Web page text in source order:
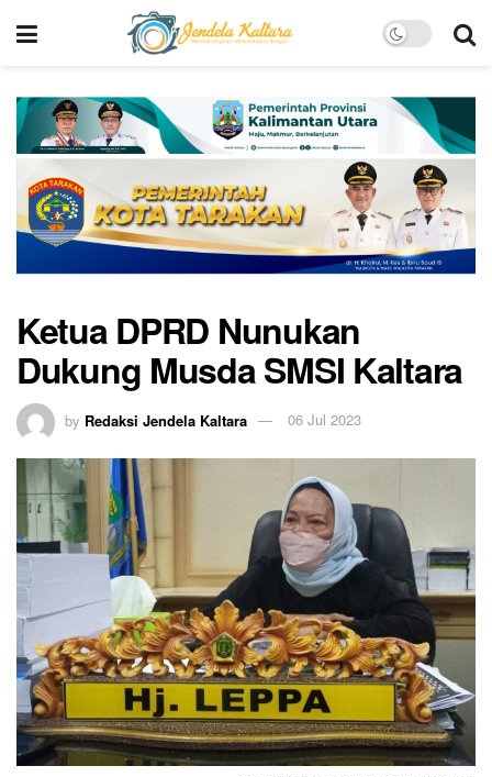
Ketua DPRD Nunukan
Dukung Musda SMSI Kaltara
by Redaksi Jendela Kaltara 06 Jul 2023